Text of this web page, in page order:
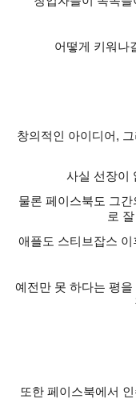
어떻게 키워나
창의적인 아이디어 ,
사실 선장이
물론 페이스북도 그
로
애플도 스티브잡스
예전만 못 하다는 평을
또한 페이스북에서